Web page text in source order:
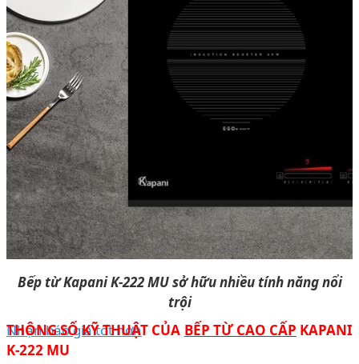
Bếp từ Kapani K-222 MU sở hữu nhiều tính năng nổi
trội
Nhận báo giá tốt hơn
THÔNG SỐ KỸ THUẬT CỦA BẾP TỪ CAO CẤP KAPANI
K-222 MU